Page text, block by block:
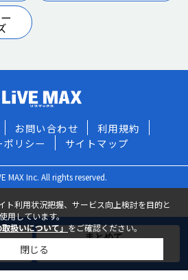
まとめて
お問い合わせ
利用規約
リシー
サイトマップ
MAX Inc. All rights reserved.
ト利用状況把握、サービス向上検討を目的と
用しています。
扱いについて」をご確認ください。
閉じる